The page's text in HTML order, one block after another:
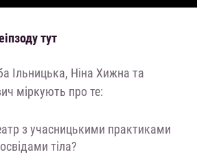
тут
Ільницька, Ніна Хижна та
міркують про те:
з учасницькими практиками
тіла?